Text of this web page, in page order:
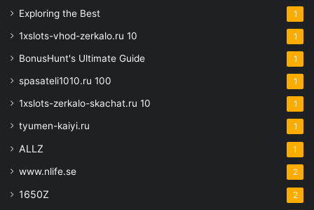
Exploring the Best 1
1xslots-vhod-zerkalo.ru 10 1
BonusHunt's Ultimate Guide 1
spasateli1010.ru 100 1
1xslots-zerkalo-skachat.ru 10 1
tyumen-kaiyi.ru 1
ALLZ 1
www.nlife.se 2
1650Z 2